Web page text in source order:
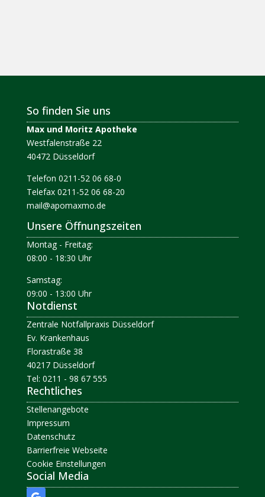
So finden Sie uns
Max und Moritz Apotheke
Westfalenstraße 22
40472 Düsseldorf
Telefon 0211-52 06 68-0
Telefax 0211-52 06 68-20
mail@apomaxmo.de
Unsere Öffnungszeiten
Montag - Freitag:
08:00 - 18:30 Uhr
Samstag:
09:00 - 13:00 Uhr
Notdienst
Zentrale Notfallpraxis Düsseldorf
Ev. Krankenhaus
Florastraße 38
40217 Düsseldorf
Tel: 0211 - 98 67 555
Rechtliches
Stellenangebote
Impressum
Datenschutz
Barrierfreie Webseite
Cookie Einstellungen
Social Media